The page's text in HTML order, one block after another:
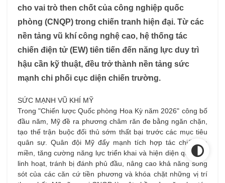
cho vai trò then chốt của công nghiệp quốc
phòng (CNQP) trong chiến tranh hiện đại. Từ các
nền tảng vũ khí công nghệ cao, hệ thống tác
chiến điện tử (EW) tiên tiến đến năng lực duy trì
hậu cần kỹ thuật, đều trở thành nền tảng sức
mạnh chi phối cục diện chiến trường.
SỨC MẠNH VŨ KHÍ MỸ
Trong "Chiến lược Quốc phòng Hoa Kỳ năm 2026" công bố
đầu năm, Mỹ đề ra phương châm răn đe bằng ngăn chặn,
tạo thế trận buộc đối thủ sớm thất bại trước các mục tiêu
quân sự. Quân đội Mỹ đẩy mạnh tích hợp tác chiến đa
miền, tăng cường năng lực triển khai và hiện diện quân sự
linh hoạt, tránh bị đánh phủ đầu, nâng cao khả năng sống
sót của các căn cứ tiền phương và khóa chặt những vị trí